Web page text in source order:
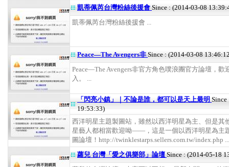
凱蒂佩芮台灣粉絲後援會 Since : (2014-03-08
凱蒂佩芮台灣粉絲後援會 ...
Peace—The Avengers非Since : (2014-03-08
Peace—The Avengers非官方角色噗浪團官方論壇，歡
入。 ...
「閃亮小鎮」｜不論是誰，都可以是天上最明Since
19:53:33)
西洋明星主題製圖站，雖然以西洋明星為主、但是其
星藝人都相當歡迎呦——，這是一個以西洋明星為主
圖論壇！http://twinklestarps.sellers.com.tw/index.php ...
蘿兒 台灣「愛之俱樂部」論壇 Since : (2014-05-18